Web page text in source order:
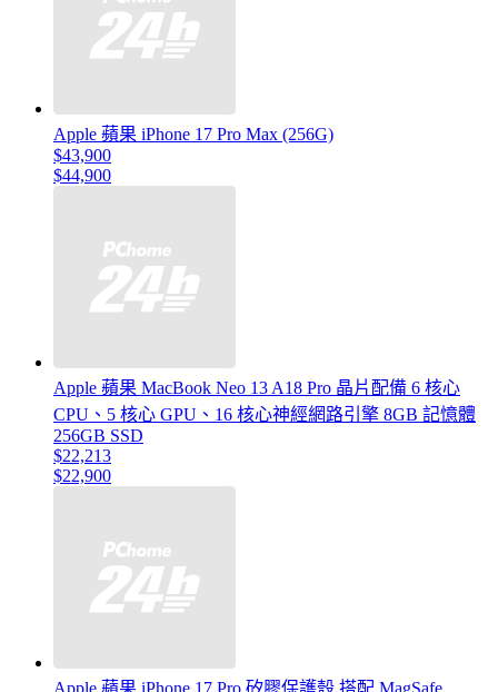
Apple 蘋果 iPhone 17 Pro Max (256G)
$43,900
$44,900
Apple 蘋果 MacBook Neo 13 A18 Pro 晶片配備 6 核心
CPU、5 核心 GPU、16 核心神經網路引擎 8GB 記憶體
256GB SSD
$22,213
$22,900